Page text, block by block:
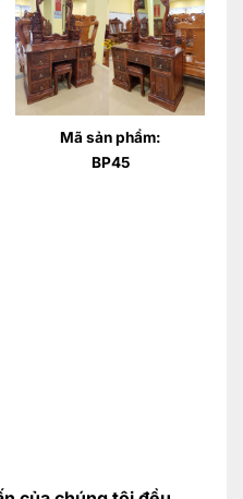
Mã sản phẩm:
BP45